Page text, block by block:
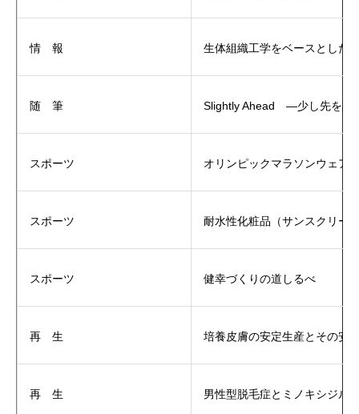
情 報 生体組織工学をベースとした
随 筆 Slightly Ahead ―少し先を読
スポーツ オリンピックマラソンウェア
スポーツ 耐水性化粧品（サンスクリー
スポーツ 健幸づくりの道しるべ
再 生 培養皮膚の安定生産とその安
再 生 男性型脱毛症とミノキシジル